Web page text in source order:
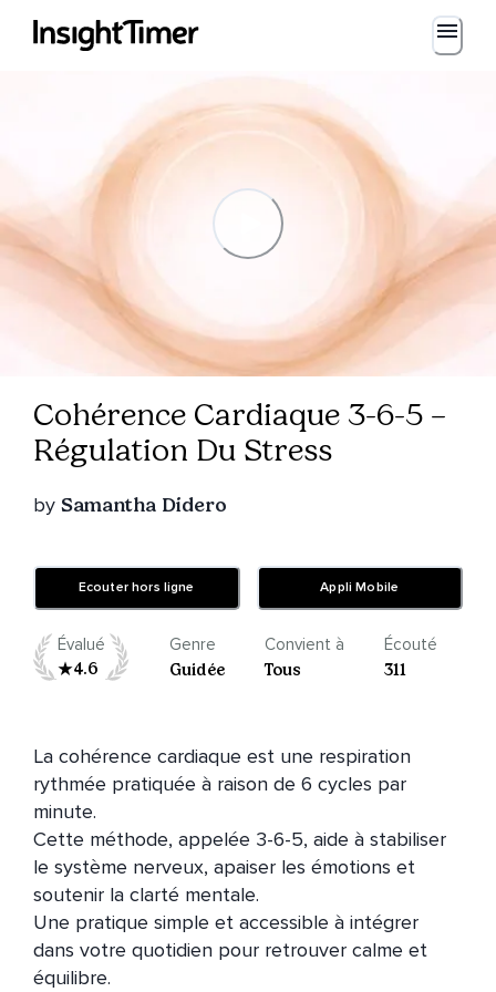
Cohérence Cardiaque 3-6-5 –
Régulation Du Stress
by Samantha Didero
Ecouter hors ligne Appli Mobile
Évalué
4.6
Genre
Guidée
Convient à
Tous
Écouté
311
La cohérence cardiaque est une respiration
rythmée pratiquée à raison de 6 cycles par
minute.
Cette méthode, appelée 3-6-5, aide à stabiliser
le système nerveux, apaiser les émotions et
soutenir la clarté mentale.
Une pratique simple et accessible à intégrer
dans votre quotidien pour retrouver calme et
équilibre.